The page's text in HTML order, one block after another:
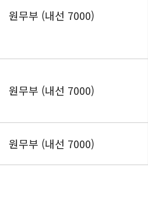
원무부 (내선 7000)
원무부 (내선 7000)
원무부 (내선 7000)